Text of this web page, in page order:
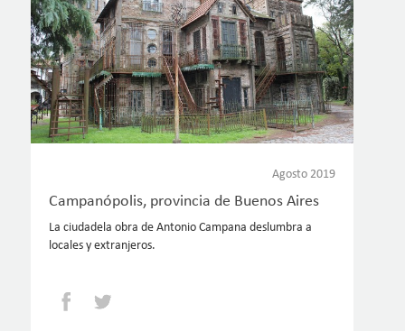
Agosto 2019
Campanópolis, provincia de Buenos Aires
La ciudadela obra de Antonio Campana deslumbra a
locales y extranjeros.
Facebook